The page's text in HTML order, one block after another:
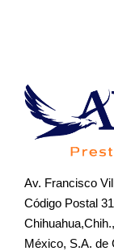
Av. Francisco
Código Postal
México, S.A. de